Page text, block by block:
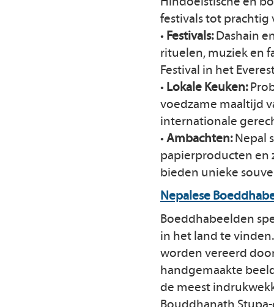
festivals tot prachtig
• Festivals:Dashain
rituelen, muziek en
Festival in het
• Lokale Keuken:
voedzame maaltijd
internationale
•Ambachten:Nepal
papierproducten en
bieden unieke
Nepalese
Boeddhabeelden
in het land te
worden vereerd
handgemaakte
de meest